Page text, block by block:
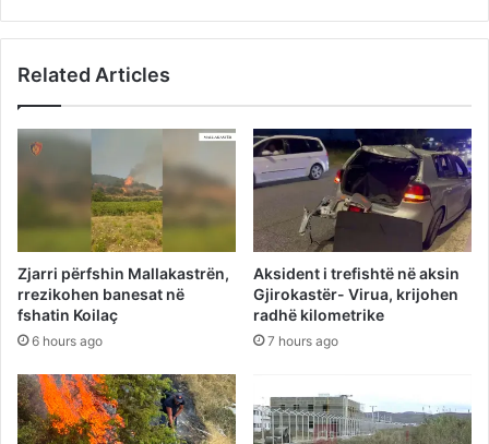
Related Articles
Zjarri përfshin Mallakastrën,
rrezikohen banesat në
fshatin Koilaç
6 hours ago
Aksident i trefishtë në aksin
Gjirokastër- Virua, krijohen
radhë kilometrike
7 hours ago